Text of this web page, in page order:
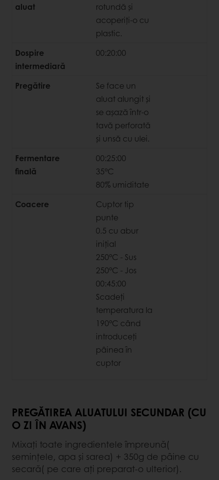
aluat
rotundă și
acoperiți-o cu
plastic.
Dospire
intermediară
00:20:00
Pregătire
Se face un
aluat alungit și
se așază într-o
tavă perforată
și unsă cu ulei.
Fermentare
finală
00:25:00
35°C
80% umiditate
Coacere
Cuptor tip
punte
0.5 cu abur
inițial
250°C - Sus
250°C - Jos
00:45:00
Scadeți
temperatura la
190°C când
introduceți
pâinea în
cuptor
PREGĂTIREA ALUATULUI SECUNDAR (CU
O ZI ÎN AVANS)
Mixați toate ingredientele împreună(
semințele, apa și sarea) + 350g de pâine cu
secară( pe care ați preparat-o ulterior).